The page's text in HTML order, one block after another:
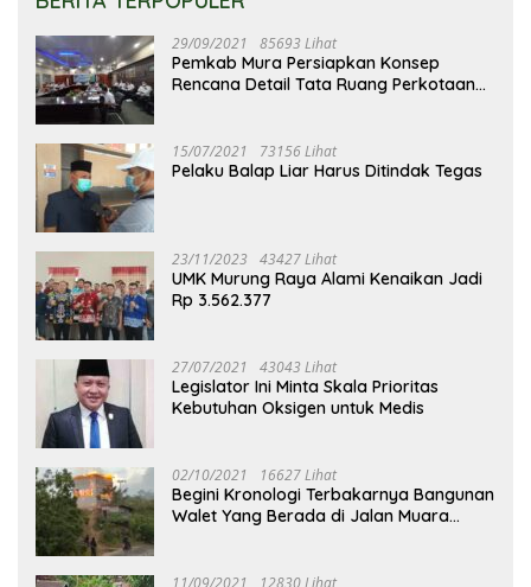
29/09/2021 85693 Lihat
Pemkab Mura Persiapkan Konsep
Rencana Detail Tata Ruang Perkotaan
15/07/2021 73156 Lihat
Pelaku Balap Liar Harus Ditindak Tegas
23/11/2023 43427 Lihat
UMK Murung Raya Alami Kenaikan Jadi
Rp 3.562.377
27/07/2021 43043 Lihat
Legislator Ini Minta Skala Prioritas
Kebutuhan Oksigen untuk Medis
02/10/2021 16627 Lihat
Begini Kronologi Terbakarnya Bangunan
Walet Yang Berada di Jalan Muara